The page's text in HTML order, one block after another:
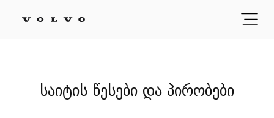
საიტის წესები და პირობები